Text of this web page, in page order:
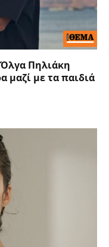
Πηλιάκη
μαζί με τα παιδιά